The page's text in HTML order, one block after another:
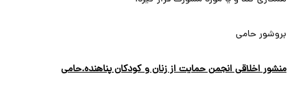
بروشور حامی
منشور اخلاقی انجمن حمایت از زنان و کودکان پناهنده.حامی